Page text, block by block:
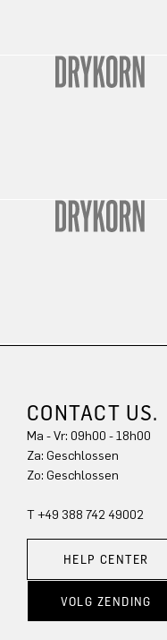
CONTACT US.
Ma - Vr: 09h00 - 18h00
Za: Geschlossen
Zo: Geschlossen
T +49 388 742 49002
HELP CENTER
VOLG ZENDING